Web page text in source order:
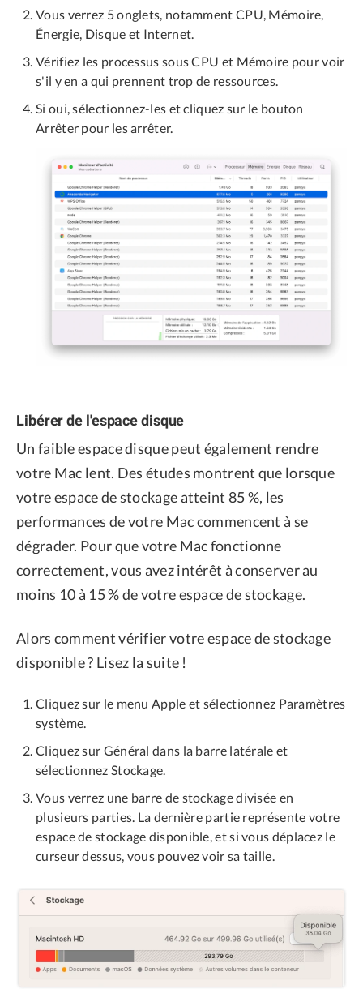
Vous verrez 5 onglets, notamment CPU, Mémoire,
Énergie, Disque et Internet.
Vérifiez les processus sous CPU et Mémoire pour voir
s'il y en a qui prennent trop de ressources.
Si oui, sélectionnez-les et cliquez sur le bouton
Arrêter pour les arrêter.
Libérer de l'espace disque
Un faible espace disque peut également rendre
votre Mac lent. Des études montrent que lorsque
votre espace de stockage atteint 85 %, les
performances de votre Mac commencent à se
dégrader. Pour que votre Mac fonctionne
correctement, vous avez intérêt à conserver au
moins 10 à 15 % de votre espace de stockage.
Alors comment vérifier votre espace de stockage
disponible ? Lisez la suite !
Cliquez sur le menu Apple et sélectionnez Paramètres
système.
Cliquez sur Général dans la barre latérale et
sélectionnez Stockage.
Vous verrez une barre de stockage divisée en
plusieurs parties. La dernière partie représente votre
espace de stockage disponible, et si vous déplacez le
curseur dessus, vous pouvez voir sa taille.